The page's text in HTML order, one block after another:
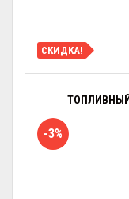
СКИДКА!
ТОПЛИВНЫЙ
-3%